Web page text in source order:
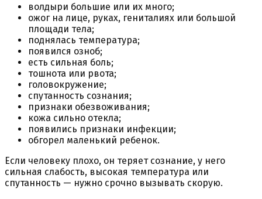
волдыри большие или их много;
ожог на лице, руках, гениталиях или большой
площади тела;
поднялась температура;
появился озноб;
есть сильная боль;
тошнота или рвота;
головокружение;
спутанность сознания;
признаки обезвоживания;
кожа сильно отекла;
появились признаки инфекции;
обгорел маленький ребенок.
Если человеку плохо, он теряет сознание, у него
сильная слабость, высокая температура или
спутанность — нужно срочно вызывать скорую.